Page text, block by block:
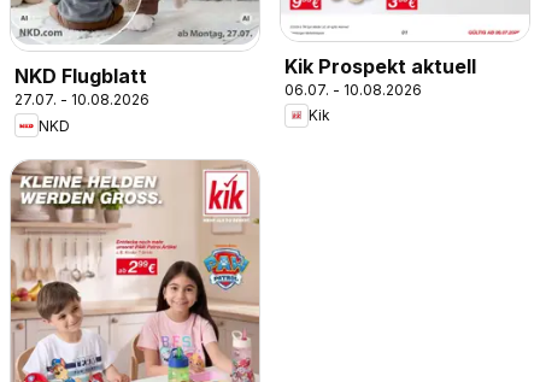
NKD Flugblatt
27.07. - 10.08.2026
NKD
Kik Prospekt aktuell
06.07. - 10.08.2026
Kik